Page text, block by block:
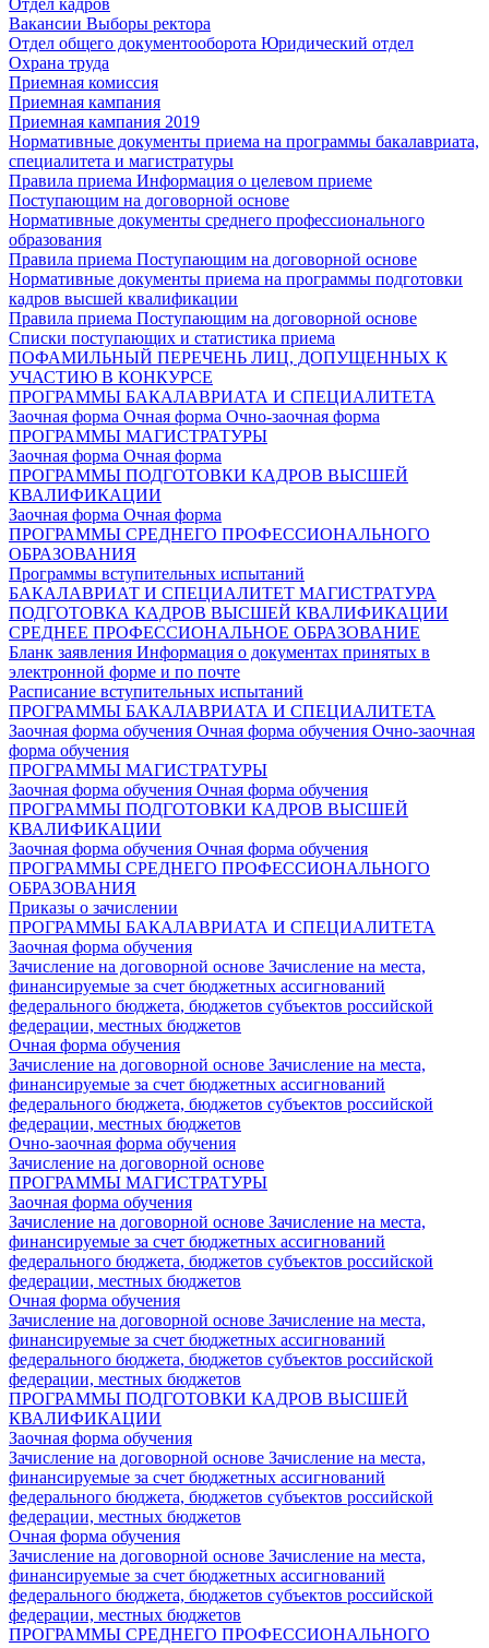
Вакансии Выборы ректора
Отдел общего документооборота Юридический отдел
Охрана труда
Приемная комиссия
Приемная кампания
Приемная кампания 2019
Нормативные документы приема на программы бакалавриата,
специалитета и магистратуры
Правила приема Информация о целевом приеме
Поступающим на договорной основе
Нормативные документы среднего профессионального
образования
Правила приема Поступающим на договорной основе
Нормативные документы приема на программы подготовки
кадров высшей квалификации
Правила приема Поступающим на договорной основе
Списки поступающих и статистика приема
ПОФАМИЛЬНЫЙ ПЕРЕЧЕНЬ ЛИЦ, ДОПУЩЕННЫХ К
УЧАСТИЮ В КОНКУРСЕ
ПРОГРАММЫ БАКАЛАВРИАТА И СПЕЦИАЛИТЕТА
Заочная форма Очная форма Очно-заочная форма
ПРОГРАММЫ МАГИСТРАТУРЫ
Заочная форма Очная форма
ПРОГРАММЫ ПОДГОТОВКИ КАДРОВ ВЫСШЕЙ
КВАЛИФИКАЦИИ
Заочная форма Очная форма
ПРОГРАММЫ СРЕДНЕГО ПРОФЕССИОНАЛЬНОГО
ОБРАЗОВАНИЯ
Программы вступительных испытаний
БАКАЛАВРИАТ И СПЕЦИАЛИТЕТ МАГИСТРАТУРА
ПОДГОТОВКА КАДРОВ ВЫСШЕЙ КВАЛИФИКАЦИИ
СРЕДНЕЕ ПРОФЕССИОНАЛЬНОЕ ОБРАЗОВАНИЕ
Бланк заявления Информация о документах принятых в
электронной форме и по почте
Расписание вступительных испытаний
ПРОГРАММЫ БАКАЛАВРИАТА И СПЕЦИАЛИТЕТА
Заочная форма обучения Очная форма обучения Очно-заочная
форма обучения
ПРОГРАММЫ МАГИСТРАТУРЫ
Заочная форма обучения Очная форма обучения
ПРОГРАММЫ ПОДГОТОВКИ КАДРОВ ВЫСШЕЙ
КВАЛИФИКАЦИИ
Заочная форма обучения Очная форма обучения
ПРОГРАММЫ СРЕДНЕГО ПРОФЕССИОНАЛЬНОГО
ОБРАЗОВАНИЯ
Приказы о зачислении
ПРОГРАММЫ БАКАЛАВРИАТА И СПЕЦИАЛИТЕТА
Заочная форма обучения
Зачисление на договорной основе Зачисление на места,
финансируемые за счет бюджетных ассигнований
федерального бюджета, бюджетов субъектов российской
федерации, местных бюджетов
Очная форма обучения
Зачисление на договорной основе Зачисление на места,
финансируемые за счет бюджетных ассигнований
федерального бюджета, бюджетов субъектов российской
федерации, местных бюджетов
Очно-заочная форма обучения
Зачисление на договорной основе
ПРОГРАММЫ МАГИСТРАТУРЫ
Заочная форма обучения
Зачисление на договорной основе Зачисление на места,
финансируемые за счет бюджетных ассигнований
федерального бюджета, бюджетов субъектов российской
федерации, местных бюджетов
Очная форма обучения
Зачисление на договорной основе Зачисление на места,
финансируемые за счет бюджетных ассигнований
федерального бюджета, бюджетов субъектов российской
федерации, местных бюджетов
ПРОГРАММЫ ПОДГОТОВКИ КАДРОВ ВЫСШЕЙ
КВАЛИФИКАЦИИ
Заочная форма обучения
Зачисление на договорной основе Зачисление на места,
финансируемые за счет бюджетных ассигнований
федерального бюджета, бюджетов субъектов российской
федерации, местных бюджетов
Очная форма обучения
Зачисление на договорной основе Зачисление на места,
финансируемые за счет бюджетных ассигнований
федерального бюджета, бюджетов субъектов российской
федерации, местных бюджетов
ПРОГРАММЫ СРЕДНЕГО ПРОФЕССИОНАЛЬНОГО